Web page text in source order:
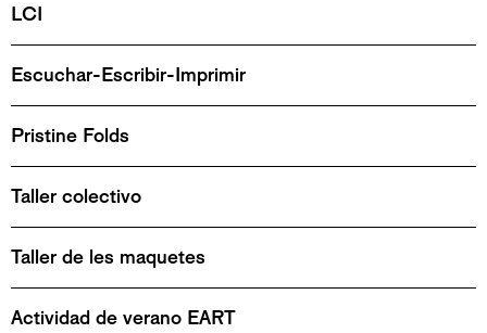
LCI
Escuchar-Escribir-Imprimir
Pristine Folds
Taller colectivo
Taller de les maquetes
Actividad de verano EART